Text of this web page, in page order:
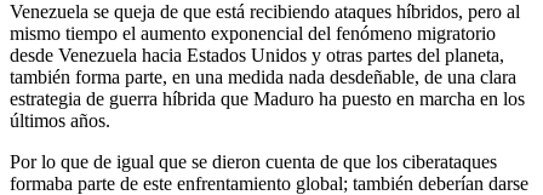
Venezuela se queja de que está recibiendo ataques híbridos, pero al
mismo tiempo el aumento exponencial del fenómeno migratorio
desde Venezuela hacia Estados Unidos y otras partes del planeta,
también forma parte, en una medida nada desdeñable, de una clara
estrategia de guerra híbrida que Maduro ha puesto en marcha en los
últimos años.
Por lo que de igual que se dieron cuenta de que los ciberataques
formaba parte de este enfrentamiento global; también deberían darse